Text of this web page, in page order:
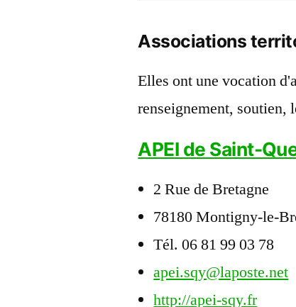
Associations
Elles ont une vocation
renseignement,
APEI de Saint-
2 Rue de Bretagne
78180 Montigny-le-
Tél. 06 81 99 03 78
apei.sqy@laposte.net
http://apei-sqy.fr